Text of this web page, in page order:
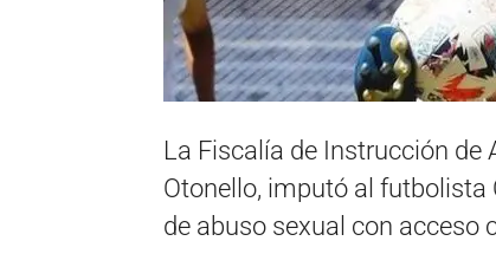
La Fiscalía de Instrucción de
Otonello, imputó al futbolista
de abuso sexual con acceso